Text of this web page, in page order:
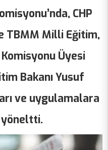
CHP
TBMM Milli Eğitim,
Üyesi
Bakanı Yusuf
ve uygulamalara